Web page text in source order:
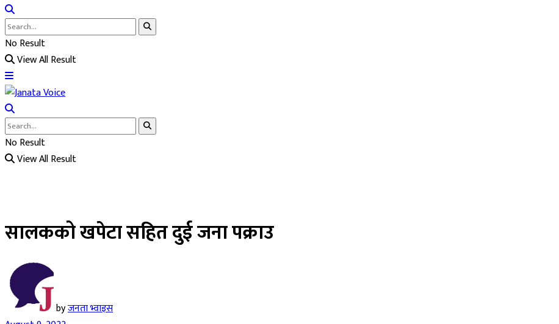
No Result
View All Result
No Result
View All Result
सालकको खपेटा सहित दुई जना पक्राउ
byजनता भ्वाइस